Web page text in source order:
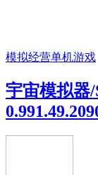
模拟经营单机游戏
宇宙模拟器/